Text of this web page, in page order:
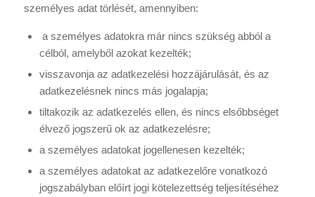
személyes adat törlését, amennyiben:
a személyes adatokra már nincs szükség abból a
célból, amelyből azokat kezelték;
visszavonja az adatkezelési hozzájárulását, és az
adatkezelésnek nincs más jogalapja;
tiltakozik az adatkezelés ellen, és nincs elsőbbséget
élvező jogszerű ok az adatkezelésre;
a személyes adatokat jogellenesen kezelték;
a személyes adatokat az adatkezelőre vonatkozó
jogszabályban előírt jogi kötelezettség teljesítéséhez